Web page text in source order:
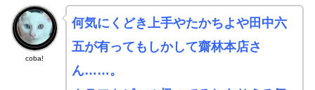
coba!
何気にくどき上手やたかちよや田中六
五が有ってもしかして齋林本店さ
ん……。